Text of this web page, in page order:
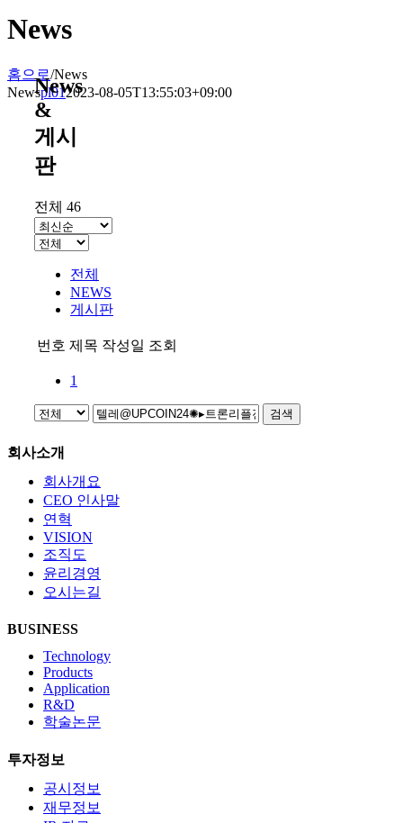
News
홈으로/News
Newspl012023-08-05T13:55:03+09:00
News
&
게시
판
전체 46
전체
NEWS
게시판
번호 제목 작성일 조회
1
검색
회사소개
회사개요
CEO 인사말
연혁
VISION
조직도
윤리경영
오시는길
BUSINESS
Technology
Products
Application
R&D
학술논문
투자정보
공시정보
재무정보